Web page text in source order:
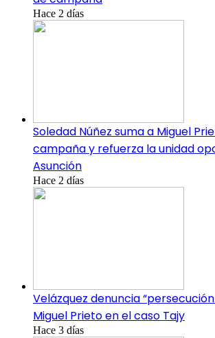
Hace 2 días
Soledad Núñez suma a Miguel
campaña y refuerza la unidad
Asunción
Hace 2 días
Velázquez denuncia
Miguel Prieto en el caso Tajy
Hace 3 días